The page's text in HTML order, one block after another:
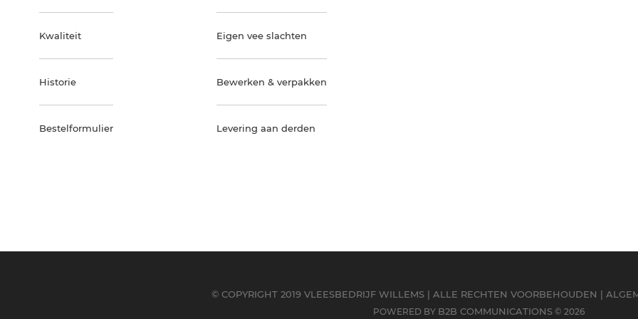
Kwaliteit
Historie
Bestelformulier
Eigen vee slachten
Bewerken & verpakken
Levering aan derden
© COPYRIGHT 2019 VLEESBEDRIJF WILLEMS | ALLE RECHTEN VOORBEHOUDEN |
POWERED BY B2B COMMUNICATIONS© 2026